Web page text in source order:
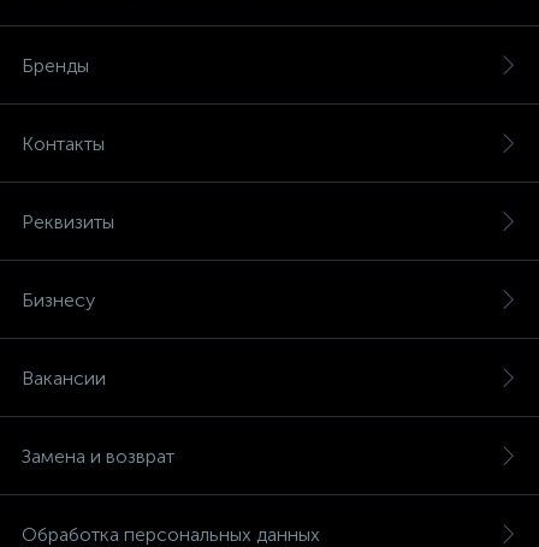
Бренды
Контакты
Реквизиты
Бизнесу
Вакансии
Замена и возврат
Обработка персональных данных